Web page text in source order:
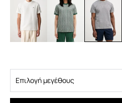
Επιλογή μεγέθους